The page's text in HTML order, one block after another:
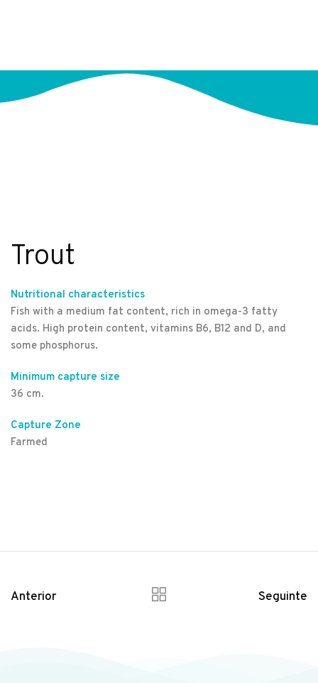
Trout
Nutritional characteristics
Fish with a medium fat content, rich in omega-3 fatty
acids. High protein content, vitamins B6, B12 and D, and
some phosphorus.
Minimum capture size
36 cm.
Capture Zone
Farmed
Anterior Seguinte